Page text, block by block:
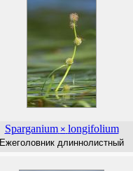
Sparganium × longifolium
Ежеголовник длиннолистный